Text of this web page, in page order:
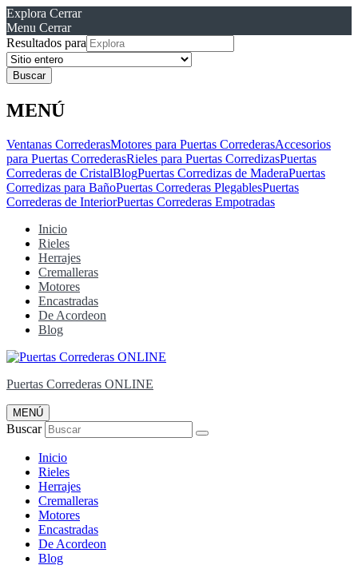
Explora Cerrar
Menu Cerrar
Resultados para
MENÚ
Ventanas CorrederasMotores para Puertas CorrederasAccesorios
para Puertas CorrederasRieles para Puertas CorredizasPuertas
Correderas de CristalBlogPuertas Corredizas de MaderaPuertas
Corredizas para BañoPuertas Correderas PlegablesPuertas
Correderas de InteriorPuertas Correderas Empotradas
Inicio
Rieles
Herrajes
Cremalleras
Motores
Encastradas
De Acordeon
Blog
Puertas Correderas ONLINE
MENÚ
Buscar
Inicio
Rieles
Herrajes
Cremalleras
Motores
Encastradas
De Acordeon
Blog